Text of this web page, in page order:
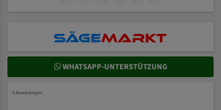
WHATSAPP-UNTERSTÜTZUNG
0 Bewertungen